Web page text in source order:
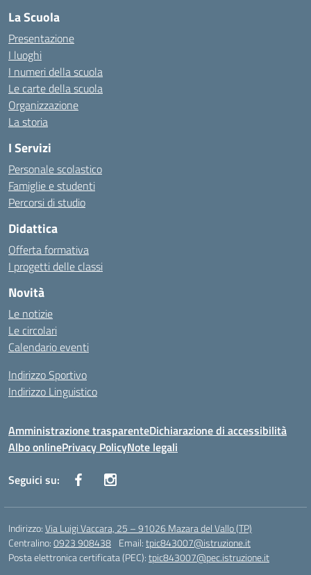
La Scuola
Presentazione
I luoghi
I numeri della scuola
Le carte della scuola
Organizzazione
La storia
I Servizi
Personale scolastico
Famiglie e studenti
Percorsi di studio
Didattica
Offerta formativa
I progetti delle classi
Novità
Le notizie
Le circolari
Calendario eventi
Indirizzo Sportivo
Indirizzo Linguistico
Amministrazione trasparenteDichiarazione di accessibilità
Albo onlinePrivacy PolicyNote legali
Seguici su:
Indirizzo:Via Luigi Vaccara, 25 – 91026 Mazara del Vallo (TP)
Centralino:0923 908438 Email:tpic843007@istruzione.it
Posta elettronica certificata (PEC):tpic843007@pec.istruzione.it